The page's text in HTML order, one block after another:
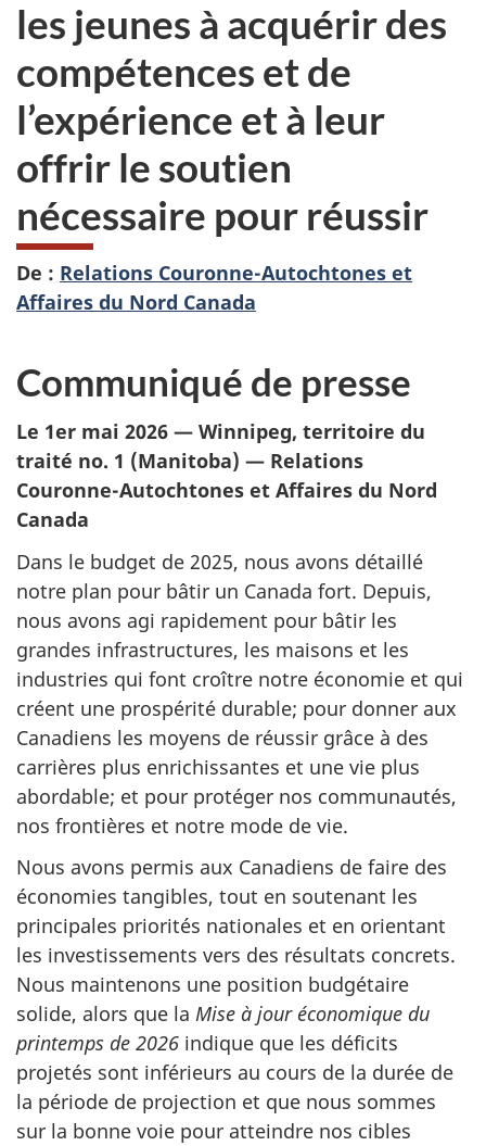
les jeunes à acquérir des
compétences et de
l’expérience et à leur
offrir le soutien
nécessaire pour réussir
De : Relations Couronne-Autochtones et
Affaires du Nord Canada
Communiqué de presse
Le 1er mai 2026 — Winnipeg, territoire du
traité no. 1 (Manitoba) — Relations
Couronne-Autochtones et Affaires du Nord
Canada
Dans le budget de 2025, nous avons détaillé
notre plan pour bâtir un Canada fort. Depuis,
nous avons agi rapidement pour bâtir les
grandes infrastructures, les maisons et les
industries qui font croître notre économie et qui
créent une prospérité durable; pour donner aux
Canadiens les moyens de réussir grâce à des
carrières plus enrichissantes et une vie plus
abordable; et pour protéger nos communautés,
nos frontières et notre mode de vie.
Nous avons permis aux Canadiens de faire des
économies tangibles, tout en soutenant les
principales priorités nationales et en orientant
les investissements vers des résultats concrets.
Nous maintenons une position budgétaire
solide, alors que la Mise à jour économique du
printemps de 2026 indique que les déficits
projetés sont inférieurs au cours de la durée de
la période de projection et que nous sommes
sur la bonne voie pour atteindre nos cibles